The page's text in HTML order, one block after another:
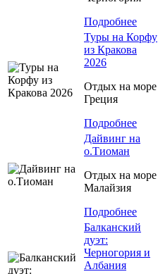
Подробнее
Туры на Корфу
из Кракова
2026
Отдых на море
Греция
Подробнее
Дайвинг на
о.Тиоман
Отдых на море
Малайзия
Подробнее
Балканский
дуэт:
Черногория и
Албания